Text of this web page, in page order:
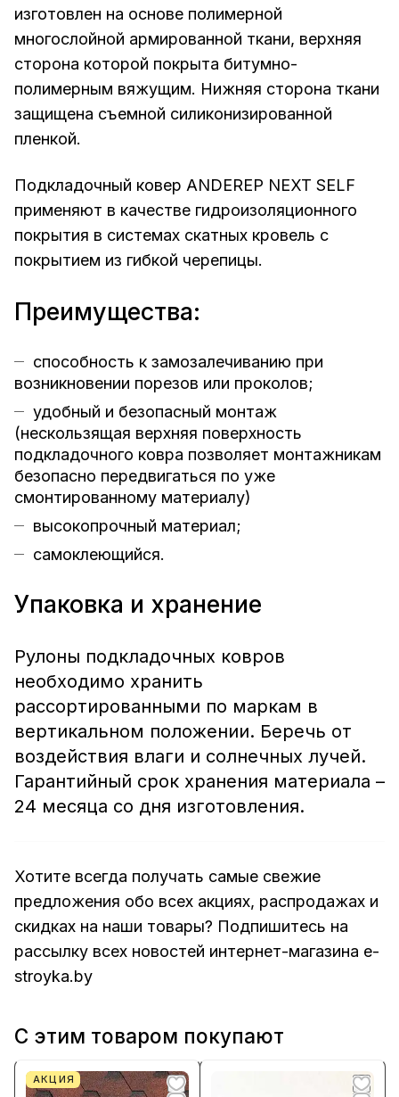
изготовлен на основе полимерной
многослойной армированной ткани, верхняя
сторона которой покрыта битумно-
полимерным вяжущим. Нижняя сторона ткани
защищена съемной силиконизированной
пленкой.
Подкладочный ковер ANDEREP NEXT SELF
применяют в качестве гидроизоляционного
покрытия в системах скатных кровель с
покрытием из гибкой черепицы.
Преимущества:
способность к замозалечиванию при
возникновении порезов или проколов;
удобный и безопасный монтаж
(нескользящая верхняя поверхность
подкладочного ковра позволяет монтажникам
безопасно передвигаться по уже
смонтированному материалу)
высокопрочный материал;
самоклеющийся.
Упаковка и хранение
Рулоны подкладочных ковров
необходимо хранить
рассортированными по маркам в
вертикальном положении. Беречь от
воздействия влаги и солнечных лучей.
Гарантийный срок хранения материала –
24 месяца со дня изготовления.
Хотите всегда получать самые свежие
предложения обо всех акциях, распродажах и
скидках на наши товары? Подпишитесь на
рассылку всех новостей интернет-магазина e-
stroyka.by
С этим товаром покупают
АКЦИЯ